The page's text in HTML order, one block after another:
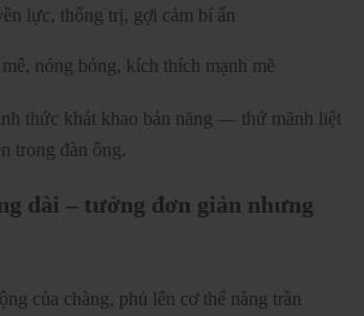
lực, thống trị, gợi cảm bí ẩn
mê, nóng bỏng, kích thích mạnh mẽ
thức khát khao bản năng — thứ mãnh liệt
trong đàn ông.
dài – tưởng đơn giản nhưng
của chàng, phủ lên cơ thể nàng trần